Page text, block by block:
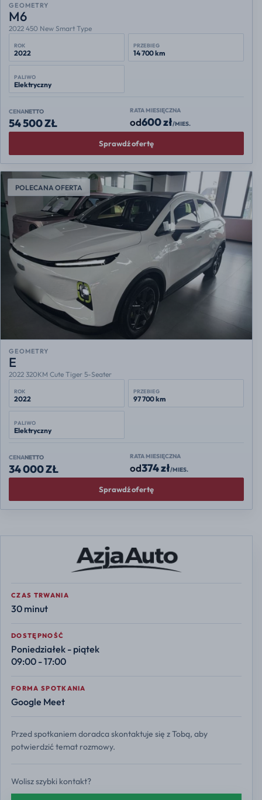
GEOMETRY
M6
2022 450 New Smart Type
ROK
2022
PRZEBIEG
14 700 km
PALIWO
Elektryczny
CENANETTO
54 500 ZŁ
RATA MIESIĘCZNA
od600 zł/MIES.
Sprawdź ofertę
POLECANA OFERTA
GEOMETRY
E
2022 320KM Cute Tiger 5-Seater
ROK
2022
PRZEBIEG
97 700 km
PALIWO
Elektryczny
CENANETTO
34 000 ZŁ
RATA MIESIĘCZNA
od374 zł/MIES.
Sprawdź ofertę
CZAS TRWANIA
30 minut
DOSTĘPNOŚĆ
Poniedziałek - piątek
09:00 - 17:00
FORMA SPOTKANIA
Google Meet
Przed spotkaniem doradca skontaktuje się z Tobą, aby
potwierdzić temat rozmowy.
Wolisz szybki kontakt?